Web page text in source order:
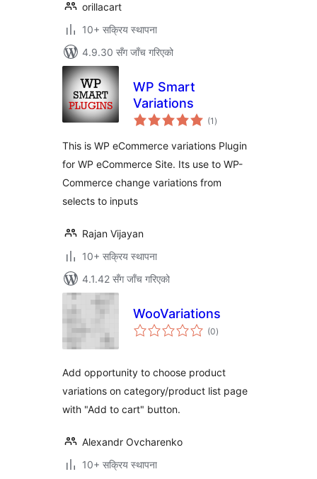
orillacart
10+ सक्रिय स्थापना
4.9.30 सँग जाँच गरिएको
WP Smart
Variations
(1 कुल
रेटिङ्गहरू
)
This is WP eCommerce variations Plugin
for WP eCommerce Site. Its use to WP-
Commerce change variations from
selects to inputs
Rajan Vijayan
10+ सक्रिय स्थापना
4.1.42 सँग जाँच गरिएको
WooVariations
(0कुल
रेटिङ्गहरू
)
Add opportunity to choose product
variations on category/product list page
with "Add to cart" button.
Alexandr Ovcharenko
10+ सक्रिय स्थापना